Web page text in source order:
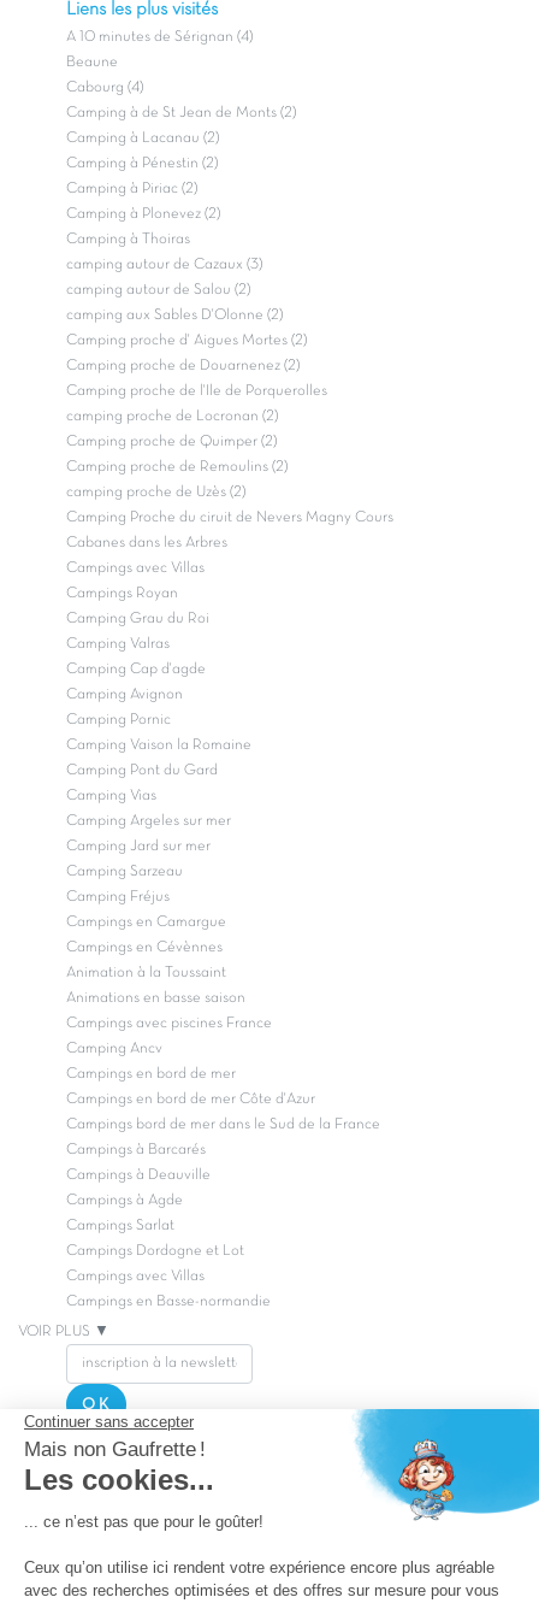
Liens les plus visités
A 10 minutes de Sérignan (4)
Beaune
Cabourg (4)
Camping à de St Jean de Monts (2)
Camping à Lacanau (2)
Camping à Pénestin (2)
Camping à Piriac (2)
Camping à Plonevez (2)
Camping à Thoiras
camping autour de Cazaux (3)
camping autour de Salou (2)
camping aux Sables D'Olonne (2)
Camping proche d' Aigues Mortes (2)
Camping proche de Douarnenez (2)
Camping proche de l'Ile de Porquerolles
camping proche de Locronan (2)
Camping proche de Quimper (2)
Camping proche de Remoulins (2)
camping proche de Uzès (2)
Camping Proche du ciruit de Nevers Magny Cours
Cabanes dans les Arbres
Campings avec Villas
Campings Royan
Camping Grau du Roi
Camping Valras
Camping Cap d'agde
Camping Avignon
Camping Pornic
Camping Vaison la Romaine
Camping Pont du Gard
Camping Vias
Camping Argeles sur mer
Camping Jard sur mer
Camping Sarzeau
Camping Fréjus
Campings en Camargue
Campings en Cévènnes
Animation à la Toussaint
Animations en basse saison
Campings avec piscines France
Camping Ancv
Campings en bord de mer
Campings en bord de mer Côte d'Azur
Campings bord de mer dans le Sud de la France
Campings à Barcarés
Campings à Deauville
Campings à Agde
Campings Sarlat
Campings Dordogne et Lot
Campings avec Villas
Campings en Basse-normandie
VOIR PLUS ▼
OK
Copyright Capfun 2026 ©
Questions/Réponses
Facebook
Nos offres de lancement